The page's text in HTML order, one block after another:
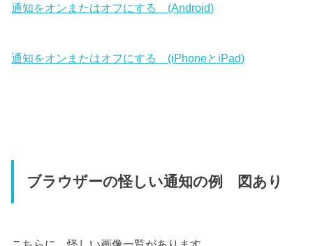
通知をオンまたはオフにする (Android)
通知をオンまたはオフにする (iPhoneとiPad)
ブラウザーの怪しい通知の例 図あり